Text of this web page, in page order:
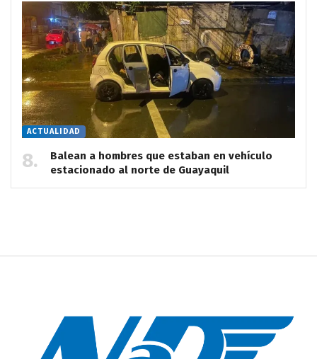
ACTUALIDAD
Balean a hombres que estaban en vehículo
estacionado al norte de Guayaquil